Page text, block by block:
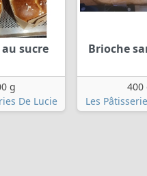
sucre
g
De Lucie
Brioche
400
Les